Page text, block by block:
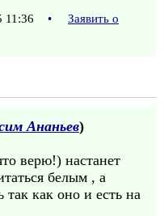
11:36 •
Заявить о
Ананьев)
верю!) настанет
белым , а
так как оно и есть на